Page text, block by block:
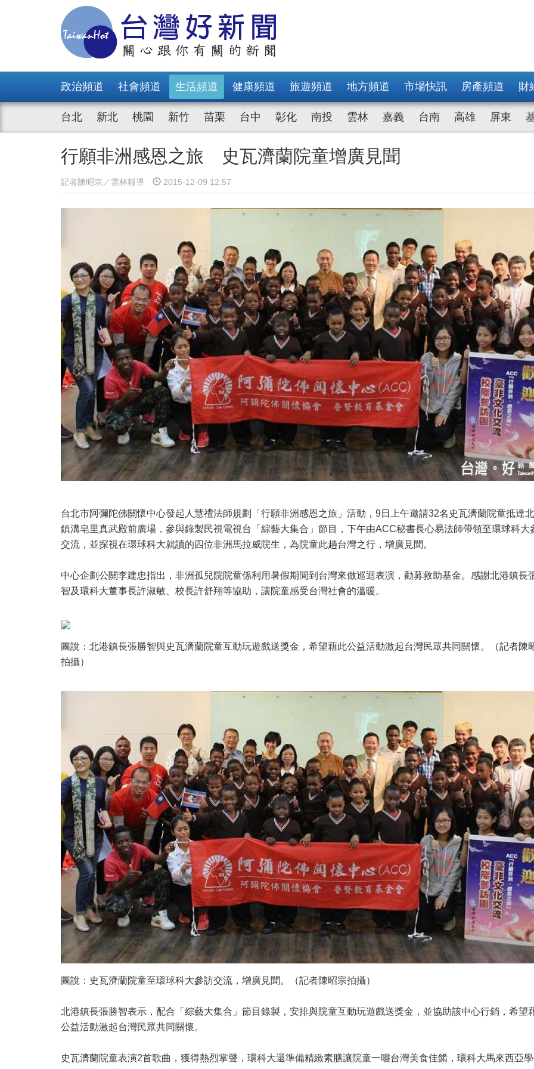
政治頻道 社會頻道 生活頻道 健康頻道 旅遊頻道 地方頻道 市場快訊 房產頻道 財
台北 新北 桃園 新竹 苗栗 台中 彰化 南投 雲林 嘉義 台南 高雄 屏東
行願非洲感恩之旅 史瓦濟蘭院童增廣見聞
記者陳昭宗／雲林報導 2015-12-09 12:57
台北市阿彌陀佛關懷中心發起人慧禮法師規劃「行願非洲感恩之旅」活動，9日上午邀請32名史瓦濟蘭院童抵達
鎮溝皂里真武殿前廣場，參與錄製民視電視台「綜藝大集合」節目，下午由ACC秘書長心易法師帶領至環球科大
交流，並探視在環球科大就讀的四位非洲馬拉威院生，為院童此趟台灣之行，增廣見聞。
中心企劃公關李建忠指出，非洲孤兒院院童係利用暑假期間到台灣來做巡迴表演，勸募救助基金。感謝北港鎮長
智及環科大董事長許淑敏、校長許舒翔等協助，讓院童感受台灣社會的溫暖。
圖說：北港鎮長張勝智與史瓦濟蘭院童互動玩遊戲送獎金，希望藉此公益活動激起台灣民眾共同關懷。（記者陳
拍攝）
圖說：史瓦濟蘭院童至環球科大參訪交流，增廣見聞。（記者陳昭宗拍攝）
北港鎮長張勝智表示，配合「綜藝大集合」節目錄製，安排與院童互動玩遊戲送獎金，並協助該中心行銷，希望
公益活動激起台灣民眾共同關懷。
史瓦濟蘭院童表演2首歌曲，獲得熱烈掌聲，環科大還準備精緻素膳讓院童一嚐台灣美食佳餚，環科大馬來西亞